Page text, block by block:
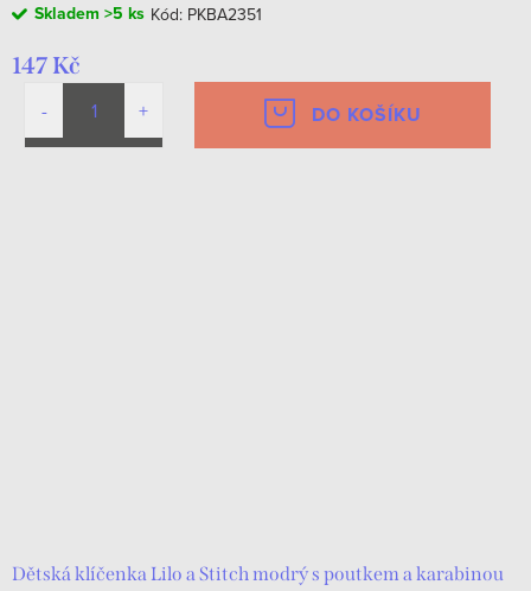
Skladem >5 ks Kód: PKBA2351
147 Kč
DO KOŠÍKU
Dětská klíčenka Lilo a Stitch modrý s poutkem a karabinou